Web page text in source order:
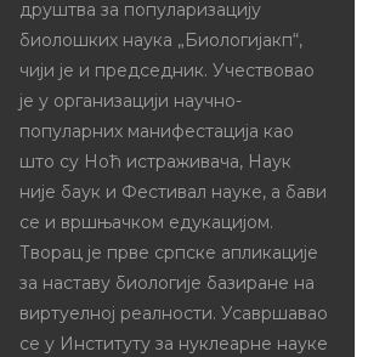
друштва за популаризацију
биолошких наука „Биологијакп“,
чији је и председник. Учествовао
је у организацији научно-
популарних манифестација као
што су Ноћ истраживача, Наук
није баук и Фестивал науке, а бави
се и вршњачком едукацијом.
Творац је прве српске апликације
за наставу биологије базиране на
виртуелној реалности. Усавршавао
се у Институту за нуклеарне науке